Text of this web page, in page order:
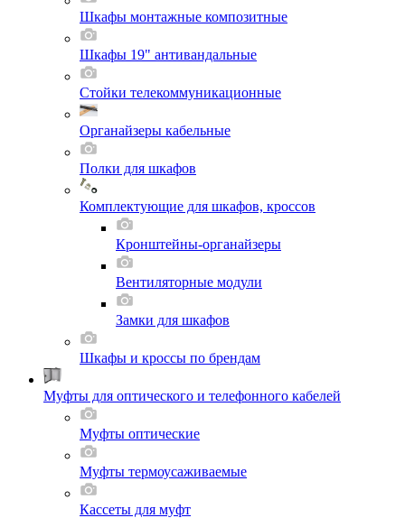
Шкафы монтажные композитные
Шкафы 19" антивандальные
Стойки телекоммуникационные
Органайзеры кабельные
Полки для шкафов
Комплектующие для шкафов, кроссов
Кронштейны-органайзеры
Вентиляторные модули
Замки для шкафов
Шкафы и кроссы по брендам
Муфты для оптического и телефонного кабелей
Муфты оптические
Муфты термоусаживаемые
Кассеты для муфт